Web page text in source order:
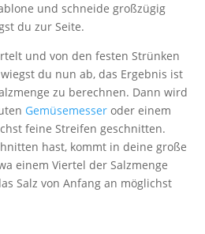
und schneide großzügig
du zur Seite.
und von den festen Strünken
du nun ab, das Ergebnis ist
zu berechnen. Dann wird
Gemüsemesseroder einem
feine Streifen geschnitten.
hast, kommt in deine große
einem Viertel der Salzmenge
Salz von Anfang an möglichst